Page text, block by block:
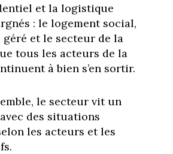
et la logistique
: le logement social,
et le secteur de la
tous les acteurs de la
à bien s’en sortir.
le secteur vit un
des situations
les acteurs et les